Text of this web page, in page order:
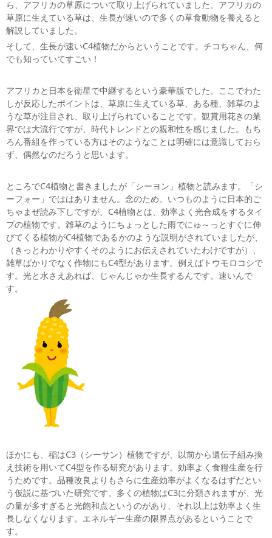
ら、アフリカの草原について取り上げられていました。アフリカの
草原に生えている草は、生長が速いので多くの草食動物を養えると
解説していました。
そして、生長が速いC4植物だからということです。チコちゃん、何
でも知っていてすごい！
アフリカと日本を衛星で中継するという豪華版でした。ここでわた
しが反応したポイントは、草原に生えている草、ある種、雑草のよ
うな草が注目され、取り上げられていることです。観賞用花きの業
界では大流行ですが、時代トレンドとの親和性を感じました。もち
ろん番組を作っている方はそのようなことは明確には意識しておら
ず、偶然なのだろうと思います。
ところでC4植物と書きましたが「シーヨン」植物と読みます。「シ
ーフォー」でははありません。念のため。いつものように日本的ご
ちゃまぜ読み下しですが、C4植物とは、効率よく光合成をするタイ
プの植物です。雑草のようにちょっとした雨でにゅ～っとすぐに伸
びてくる植物がC4植物であるかのような説明がされていましたが、
（きっとわかりやすくそのようにお伝えされていたわけですが）、
雑草ばかりでなく作物にもC4型があります。例えばトウモロコシで
す。光と水さえあれば、じゃんじゃか生長するんです。速いんで
す。
ほかにも、稲はC3（シーサン）植物ですが、以前から遺伝子組み換
え技術を用いてC4型を作る研究があります。効率よく食糧生産を行
うためです。品種改良よりもさらに生産効率がよくなるはずだとい
う仮説に基づいた研究です。多くの植物はC3に分類されますが、光
の量が多すぎると光飽和点というのがあり、それ以上は効率よく生
長しなくなります。エネルギー生産の限界点があるということで
す。